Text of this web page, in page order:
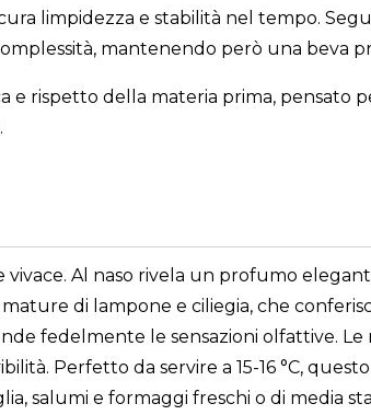
limpidezza e stabilità nel tempo.
mantenendo però una beva
e rispetto della materia prima, pensato
Al naso rivela un profumo
di lampone e ciliegia, che
fedelmente le sensazioni olfattive. Le
Perfetto da servire a 15-16 °C,
salumi e formaggi freschi o di media